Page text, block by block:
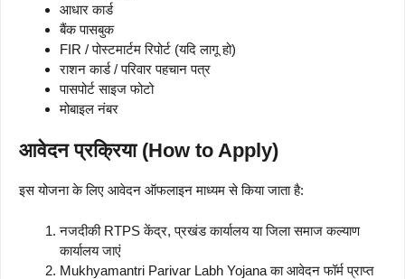
आधार कार्ड
बैंक पासबुक
FIR / पोस्टमार्टम रिपोर्ट (यदि लागू हो)
राशन कार्ड / परिवार पहचान पत्र
पासपोर्ट साइज फोटो
मोबाइल नंबर
आवेदन प्रक्रिया (How to Apply)
इस योजना के लिए आवेदन ऑफलाइन माध्यम से किया जाता है:
नजदीकी RTPS केंद्र, प्रखंड कार्यालय या जिला समाज कल्याण
कार्यालय जाएं
Mukhyamantri Parivar Labh Yojana का आवेदन फॉर्म प्राप्त